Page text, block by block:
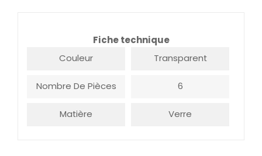
Fiche technique
Couleur
Transparent
Nombre De Pièces 6
Matière Verre